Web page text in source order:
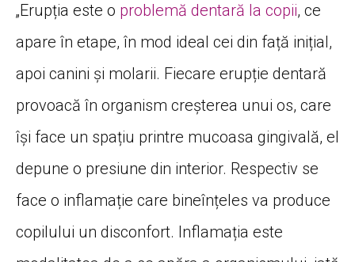
„Erupția este o problemă dentară la copii, ce
apare în etape, în mod ideal cei din față inițial,
apoi canini și molarii. Fiecare erupție dentară
provoacă în organism creșterea unui os, care
își face un spațiu printre mucoasa gingivală, el
depune o presiune din interior. Respectiv se
face o inflamație care bineînțeles va produce
copilului un disconfort. Inflamația este